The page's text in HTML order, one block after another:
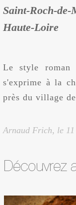
Saint-Roch-
Haute-Loire
Le style roman
s'exprime à la
près du village
Arnaud Frich, le